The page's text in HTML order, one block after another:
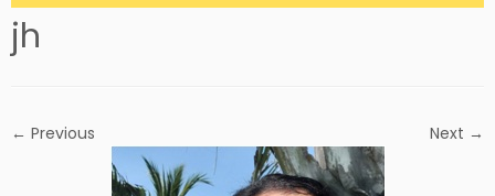
jh
← Previous Next →